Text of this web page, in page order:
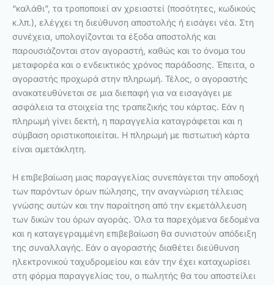
“καλάθι”, τα τροποποιεί αν χρειαστεί (ποσότητες, κωδικούς
κ.λπ.), ελέγχει τη διεύθυνση αποστολής ή εισάγει νέα. Στη
συνέχεια, υπολογίζονται τα έξοδα αποστολής και
παρουσιάζονται στον αγοραστή, καθώς και το όνομα του
μεταφορέα και ο ενδεικτικός χρόνος παράδοσης. Έπειτα, ο
αγοραστής προχωρά στην πληρωμή. Τέλος, ο αγοραστής
ανακατευθύνεται σε μια διεπαφή για να εισαγάγει με
ασφάλεια τα στοιχεία της τραπεζικής του κάρτας. Εάν η
πληρωμή γίνει δεκτή, η παραγγελία καταγράφεται και η
σύμβαση οριστικοποιείται. Η πληρωμή με πιστωτική κάρτα
είναι αμετάκλητη.
Η επιβεβαίωση μιας παραγγελίας συνεπάγεται την αποδοχή
των παρόντων όρων πώλησης, την αναγνώριση τέλειας
γνώσης αυτών και την παραίτηση από την εκμετάλλευση
των δικών του όρων αγοράς. Όλα τα παρεχόμενα δεδομένα
και η καταγεγραμμένη επιβεβαίωση θα συνιστούν απόδειξη
της συναλλαγής. Εάν ο αγοραστής διαθέτει διεύθυνση
ηλεκτρονικού ταχυδρομείου και εάν την έχει καταχωρίσει
στη φόρμα παραγγελίας του, ο πωλητής θα του αποστείλει